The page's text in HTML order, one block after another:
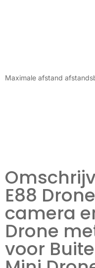
Maximale afstand
E88
camera
Drone
voor